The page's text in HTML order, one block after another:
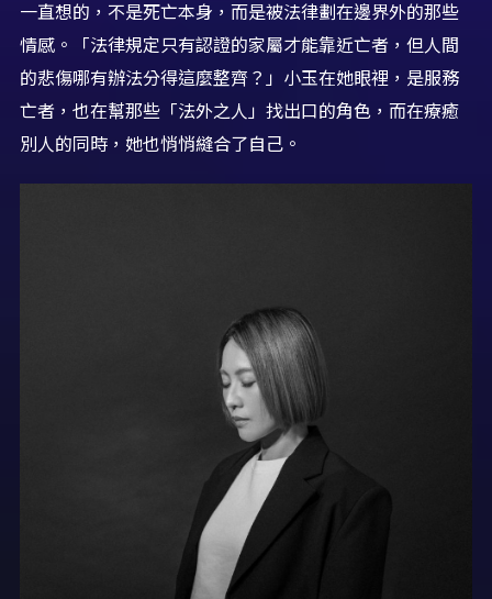
一直想的，不是死亡本身，而是被法律劃在邊界外的那些
情感。「法律規定只有認證的家屬才能靠近亡者，但人間
的悲傷哪有辦法分得這麼整齊？」小玉在她眼裡，是服務
亡者，也在幫那些「法外之人」找出口的角色，而在療癒
別人的同時，她也悄悄縫合了自己。